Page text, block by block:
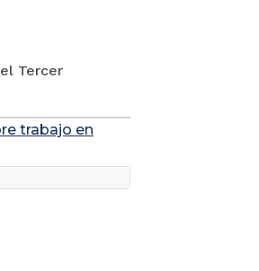
Tercer
trabajo en